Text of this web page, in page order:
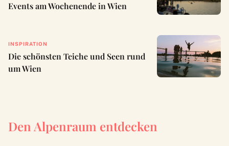
Events am Wochenende in Wien
INSPIRATION
Die schönsten Teiche und Seen rund
um Wien
Den Alpenraum entdecken